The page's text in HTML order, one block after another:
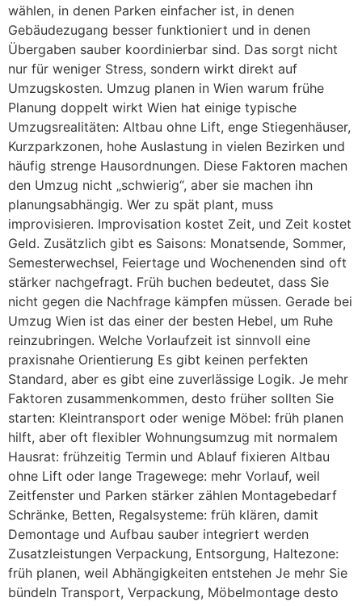
wählen, in denen Parken einfacher ist, in denen
Gebäudezugang besser funktioniert und in denen
Übergaben sauber koordinierbar sind. Das sorgt nicht
nur für weniger Stress, sondern wirkt direkt auf
Umzugskosten. Umzug planen in Wien warum frühe
Planung doppelt wirkt Wien hat einige typische
Umzugsrealitäten: Altbau ohne Lift, enge Stiegenhäuser,
Kurzparkzonen, hohe Auslastung in vielen Bezirken und
häufig strenge Hausordnungen. Diese Faktoren machen
den Umzug nicht „schwierig“, aber sie machen ihn
planungsabhängig. Wer zu spät plant, muss
improvisieren. Improvisation kostet Zeit, und Zeit kostet
Geld. Zusätzlich gibt es Saisons: Monatsende, Sommer,
Semesterwechsel, Feiertage und Wochenenden sind oft
stärker nachgefragt. Früh buchen bedeutet, dass Sie
nicht gegen die Nachfrage kämpfen müssen. Gerade bei
Umzug Wien ist das einer der besten Hebel, um Ruhe
reinzubringen. Welche Vorlaufzeit ist sinnvoll eine
praxisnahe Orientierung Es gibt keinen perfekten
Standard, aber es gibt eine zuverlässige Logik. Je mehr
Faktoren zusammenkommen, desto früher sollten Sie
starten: Kleintransport oder wenige Möbel: früh planen
hilft, aber oft flexibler Wohnungsumzug mit normalem
Hausrat: frühzeitig Termin und Ablauf fixieren Altbau
ohne Lift oder lange Tragewege: mehr Vorlauf, weil
Zeitfenster und Parken stärker zählen Montagebedarf
Schränke, Betten, Regalsysteme: früh klären, damit
Demontage und Aufbau sauber integriert werden
Zusatzleistungen Verpackung, Entsorgung, Haltezone:
früh planen, weil Abhängigkeiten entstehen Je mehr Sie
bündeln Transport, Verpackung, Möbelmontage desto